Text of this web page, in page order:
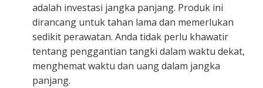
adalah investasi jangka panjang. Produk ini
dirancang untuk tahan lama dan memerlukan
sedikit perawatan. Anda tidak perlu khawatir
tentang penggantian tangki dalam waktu dekat,
menghemat waktu dan uang dalam jangka
panjang.